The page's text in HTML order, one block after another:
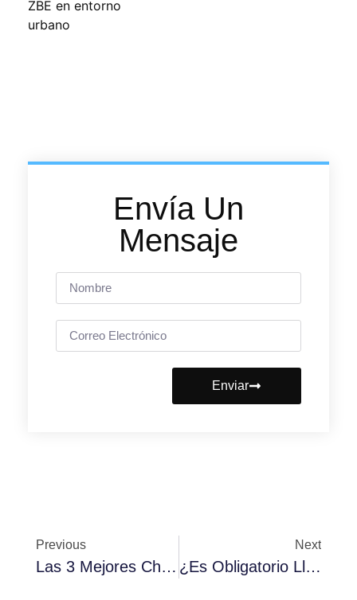
Envía Un
Mensaje
Enviar
Previous
Las 3 Mejores Chaquetas De Motero En 2026
Next
¿Es Obligatorio Llevar La Baliza V16, Chaleco O Triángulos En 2026 (España)?